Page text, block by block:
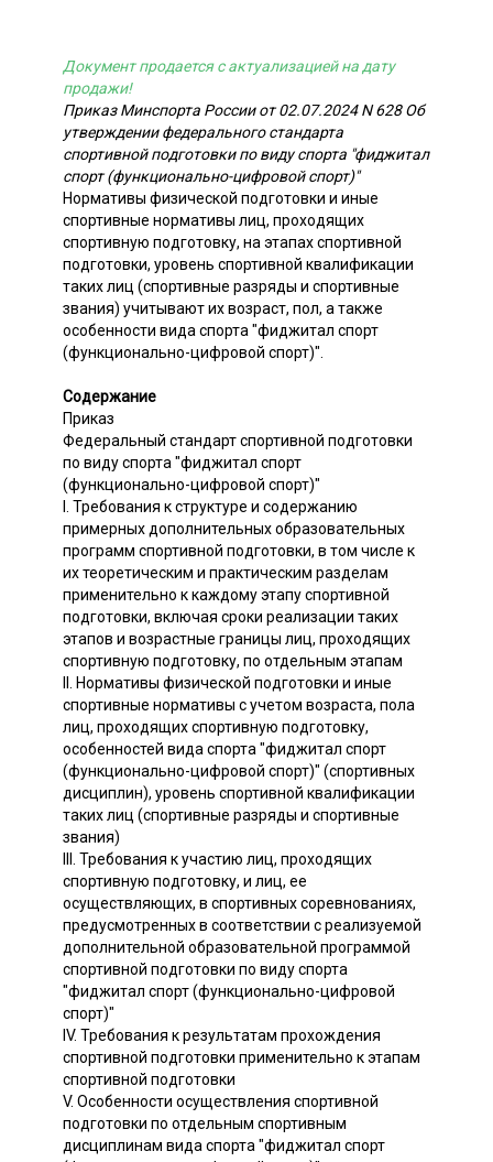
Документ продается с актуализацией на дату
продажи!
Приказ Минспорта России от 02.07.2024 N 628 Об
утверждении федерального стандарта
спортивной подготовки по виду спорта "фиджитал
спорт (функционально-цифровой спорт)"
Нормативы физической подготовки и иные
спортивные нормативы лиц, проходящих
спортивную подготовку, на этапах спортивной
подготовки, уровень спортивной квалификации
таких лиц (спортивные разряды и спортивные
звания) учитывают их возраст, пол, а также
особенности вида спорта "фиджитал спорт
(функционально-цифровой спорт)".
Содержание
Приказ
Федеральный стандарт спортивной подготовки
по виду спорта "фиджитал спорт
(функционально-цифровой спорт)"
I. Требования к структуре и содержанию
примерных дополнительных образовательных
программ спортивной подготовки, в том числе к
их теоретическим и практическим разделам
применительно к каждому этапу спортивной
подготовки, включая сроки реализации таких
этапов и возрастные границы лиц, проходящих
спортивную подготовку, по отдельным этапам
II. Нормативы физической подготовки и иные
спортивные нормативы с учетом возраста, пола
лиц, проходящих спортивную подготовку,
особенностей вида спорта "фиджитал спорт
(функционально-цифровой спорт)" (спортивных
дисциплин), уровень спортивной квалификации
таких лиц (спортивные разряды и спортивные
звания)
III. Требования к участию лиц, проходящих
спортивную подготовку, и лиц, ее
осуществляющих, в спортивных соревнованиях,
предусмотренных в соответствии с реализуемой
дополнительной образовательной программой
спортивной подготовки по виду спорта
"фиджитал спорт (функционально-цифровой
спорт)"
IV. Требования к результатам прохождения
спортивной подготовки применительно к этапам
спортивной подготовки
V. Особенности осуществления спортивной
подготовки по отдельным спортивным
дисциплинам вида спорта "фиджитал спорт